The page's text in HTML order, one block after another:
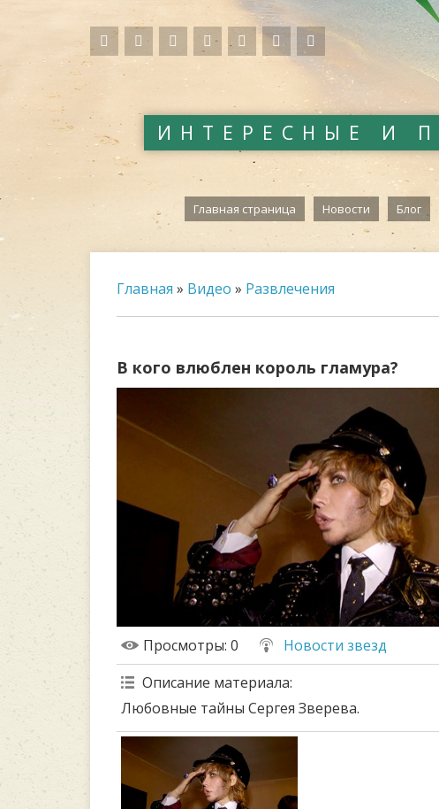
ИНТЕРЕСНЫЕ И
Главная страница Новости Блог
Главная » Видео » Развлечения
В кого влюблен король гламура?
Просмотры: 0
Новости звезд
Описание материала:
Любовные тайны Сергея Зверева.